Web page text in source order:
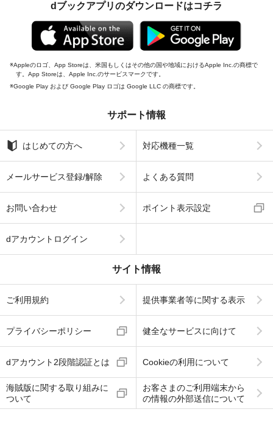
dブックアプリのダウンロードはコチラ
Appleのロゴ、App Storeは、米国もしくはその他の国や地域におけるApple Inc.の商標で
す。App Storeは、Apple Inc.のサービスマークです。
Google Play および Google Play ロゴは Google LLC の商標です。
サポート情報
はじめての方へ 対応機種一覧
メールサービス登録/解除 よくある質問
お問い合わせ ポイント表示設定
dアカウントログイン
サイト情報
ご利用規約 提供事業者等に関する表示
プライバシーポリシー 健全なサービスに向けて
dアカウント2段階認証とは Cookieの利用について
海賊版に関する取り組みに
ついて
お客さまのご利用端末から
の情報の外部送信について